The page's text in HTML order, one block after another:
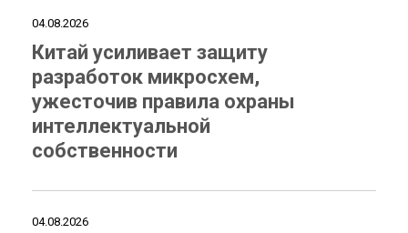
04.08.2026
Китай усиливает защиту
разработок микросхем,
ужесточив правила охраны
интеллектуальной
собственности
04.08.2026